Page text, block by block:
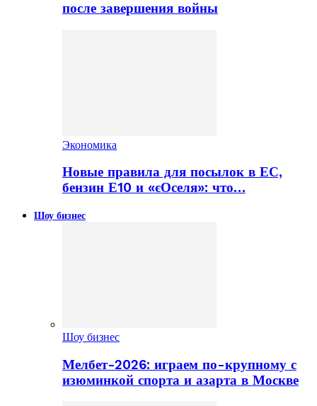
после завершения войны
Экономика
Новые правила для посылок в ЕС,
бензин Е10 и «єОселя»: что…
Шоу бизнес
Шоу бизнес
Мелбет-2026: играем по-крупному с
изюминкой спорта и азарта в Москве